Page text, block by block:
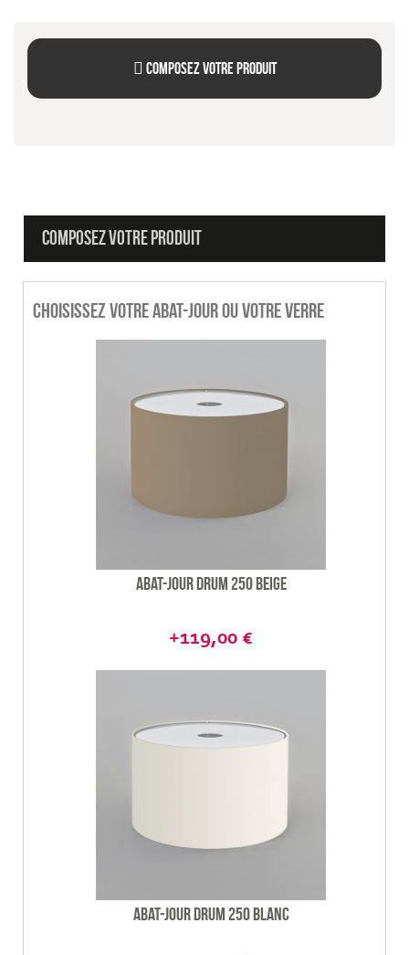
Composez votre produit
COMPOSEZ VOTRE PRODUIT
Choisissez votre abat-jour ou votre verre
Abat-jour Drum 250 beige
+119,00 €
Abat-jour Drum 250 blanc